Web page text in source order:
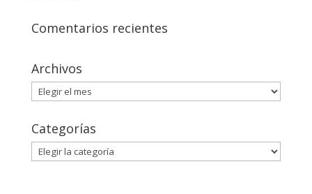
Comentarios recientes
Archivos
Archivos
Categorías
Categorías